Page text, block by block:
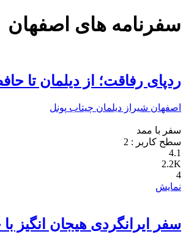
سفرنامه های اصفهان
ردپای رفاقت؛ از دیلمان تا
اصفهان شیراز دیلمان چیتاب پونل
سفر با ممد
سطح کاربر : 2
4.1
2.2K
4
نمایش
سفر ایرانگردی هیجان انگیز